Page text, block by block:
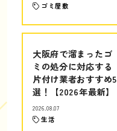
ゴミ屋敷
大阪府で溜まったゴ
ミの処分に対応する
片付け業者おすすめ5
選！【2026年最新】
2026.08.07
生活